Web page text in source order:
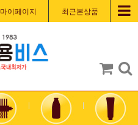
마이페이지 최근본상품